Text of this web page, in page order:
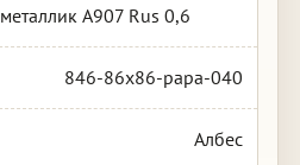
металлик А907 Rus 0,6
846-86x86-papa-040
Албес